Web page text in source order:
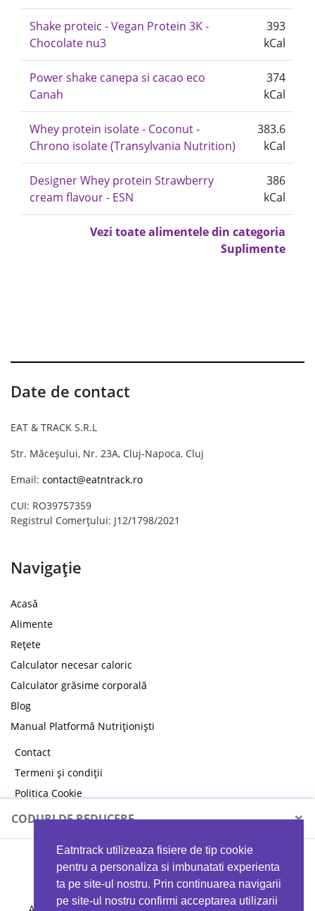
Eatntrack utilizeaza fisiere de tip cookie
pentru a personaliza si imbunatati experienta
ta pe site-ul nostru. Prin continuarea navigarii
pe site-ul nostru confirmi acceptarea utilizarii
Shake proteic - Vegan Protein 3K -
Chocolate nu3
393
kCal
Power shake canepa si cacao eco
Canah
374
kCal
Whey protein isolate - Coconut -
Chrono isolate (Transylvania Nutrition)
383.6
kCal
Designer Whey protein Strawberry
cream flavour - ESN
386
kCal
Vezi toate alimentele din categoria
Suplimente
Date de contact
EAT & TRACK S.R.L
Str. Măceșului, Nr. 23A, Cluj-Napoca, Cluj
Email: contact@eatntrack.ro
CUI: RO39757359
Registrul Comerțului: J12/1798/2021
Navigație
Acasă
Alimente
Rețete
Calculator necesar caloric
Calculator grăsime corporală
Blog
Manual Platformă Nutriționiști
Contact
Termeni și condiții
Politica Cookie
Politica de confidențialitate
CODURI DE REDUCERE ×
MYPROTEIN